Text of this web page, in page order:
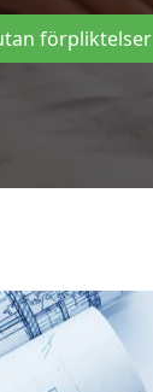
förpliktelser